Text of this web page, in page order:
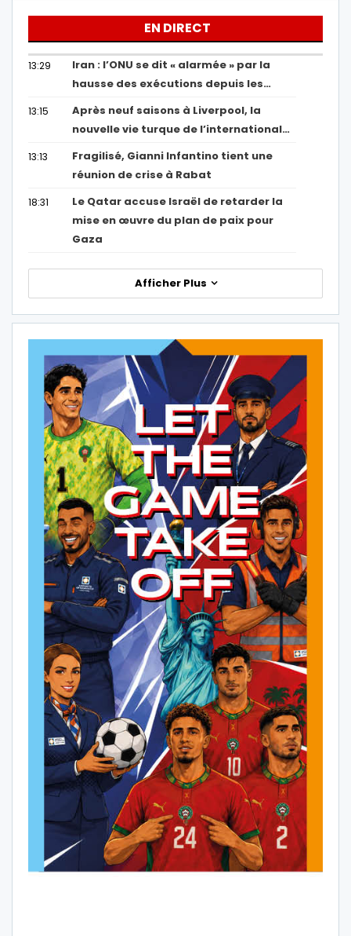
EN DIRECT
13:29
Iran : l’ONU se dit « alarmée » par la
hausse des exécutions depuis les…
13:15
Après neuf saisons à Liverpool, la
nouvelle vie turque de l’international…
13:13
Fragilisé, Gianni Infantino tient une
réunion de crise à Rabat
18:31
Le Qatar accuse Israël de retarder la
mise en œuvre du plan de paix pour
Gaza
Afficher Plus